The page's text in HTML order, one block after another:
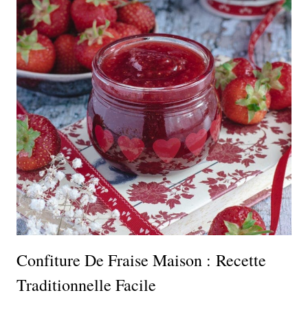
Confiture De Fraise Maison : Recette
Traditionnelle Facile